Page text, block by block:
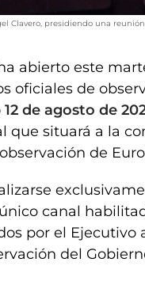
Clavero, presidiendo una
abierto este
oficiales de
12 de agosto de
que situará a la
de
canal
por el
del